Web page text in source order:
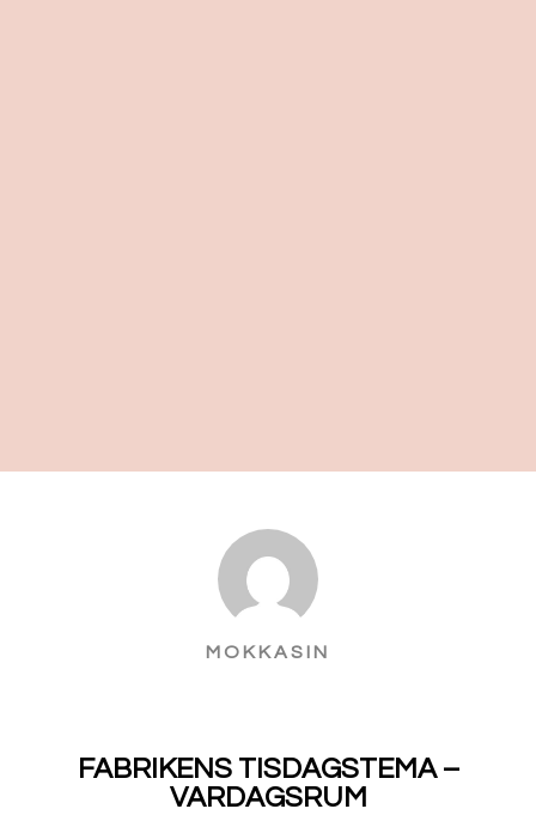
MOKKASIN
FABRIKENS TISDAGSTEMA –
VARDAGSRUM